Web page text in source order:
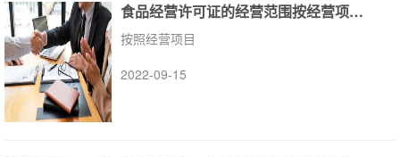
食品经营许可证的经营范围按经营项目分类
按照经营项目
2022-09-15